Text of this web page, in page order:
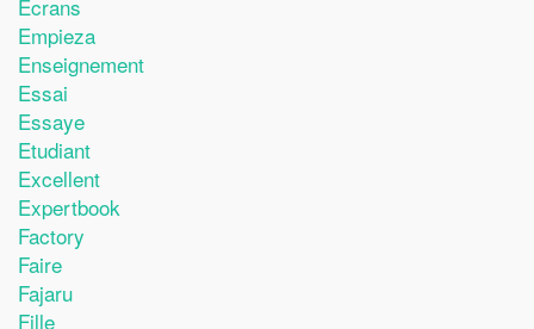
Ecrans
Empieza
Enseignement
Essai
Essaye
Etudiant
Excellent
Expertbook
Factory
Faire
Fajaru
Fille